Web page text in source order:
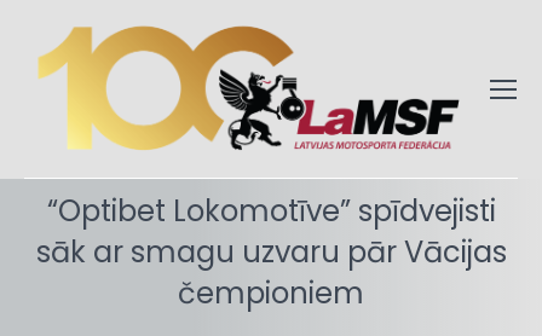
“Optibet Lokomotīve” spīdvejisti
sāk ar smagu uzvaru pār Vācijas
čempioniem